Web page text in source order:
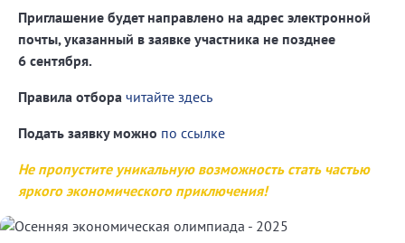
Приглашение будет направлено на адрес электронной
почты, указанный в заявке участника не позднее
6 сентября.
Правила отбора читайте здесь
Подать заявку можно по ссылке
Не пропустите уникальную возможность стать частью
яркого экономического приключения!